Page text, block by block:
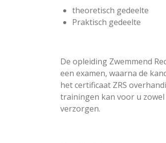
theoretisch gedeelte
Praktisch gedeelte
De opleiding Zwemmend
een examen, waarna de
het certificaat ZRS
trainingen kan voor u
verzorgen.